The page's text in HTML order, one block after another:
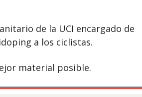
de la UCI encargado de
a los ciclistas.
material posible.